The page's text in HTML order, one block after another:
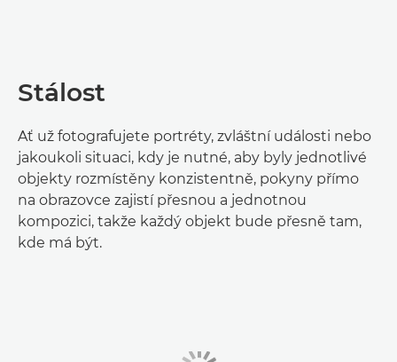
Stálost
Ať už fotografujete portréty, zvláštní události nebo
jakoukoli situaci, kdy je nutné, aby byly jednotlivé
objekty rozmístěny konzistentně, pokyny přímo
na obrazovce zajistí přesnou a jednotnou
kompozici, takže každý objekt bude přesně tam,
kde má být.